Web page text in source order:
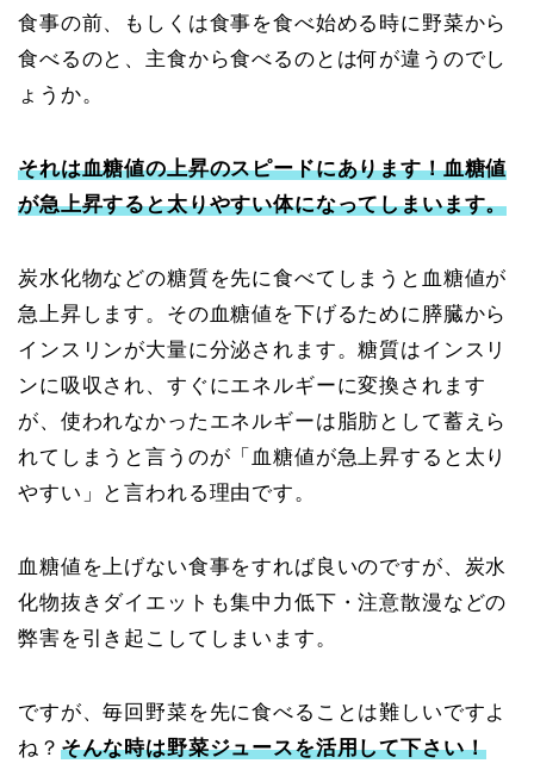
食事の前、もしくは食事を食べ始める時に野菜から
食べるのと、主食から食べるのとは何が違うのでし
ょうか。
それは血糖値の上昇のスピードにあります！血糖値
が急上昇すると太りやすい体になってしまいます。
炭水化物などの糖質を先に食べてしまうと血糖値が
急上昇します。その血糖値を下げるために膵臓から
インスリンが大量に分泌されます。糖質はインスリ
ンに吸収され、すぐにエネルギーに変換されます
が、使われなかったエネルギーは脂肪として蓄えら
れてしまうと言うのが「血糖値が急上昇すると太り
やすい」と言われる理由です。
血糖値を上げない食事をすれば良いのですが、炭水
化物抜きダイエットも集中力低下・注意散漫などの
弊害を引き起こしてしまいます。
ですが、毎回野菜を先に食べることは難しいですよ
ね？ そんな時は野菜ジュースを活用して下さい！